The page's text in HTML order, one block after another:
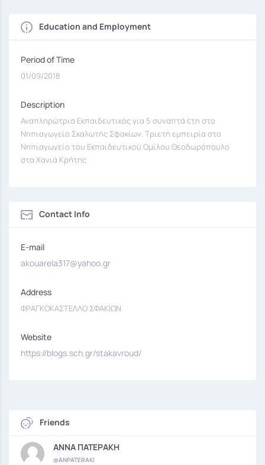
Education and Employment
Period of Time
01/09/2018
Description
Αναπληρώτρια Εκπαιδευτικός για 5 συναπτά έτη στο
Νηπιαγωγείο Σκαλωτής Σφακίων. Τριετή εμπειρία στο
Νηπιαγωγείο του Εκπαιδευτικού Ομίλου Θεοδωρόπουλο
στα Χανιά Κρήτης
Contact Info
E-mail
akouarela317@yahoo.gr
Address
ΦΡΑΓΚΟΚΑΣΤΕΛΛΟ ΣΦΑΚΙΩΝ
Website
https://blogs.sch.gr/stakavroud/
Friends
ΑΝΝΑ ΠΑΤΕΡΑΚΗ
@ANPATERAKI